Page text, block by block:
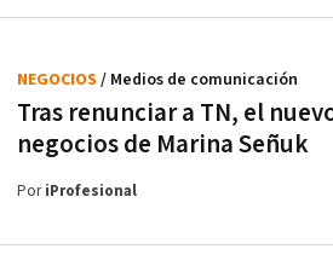
Tras renunciar a TN, el
negocios de Marina Señuk
NEGOCIOS / Medios de comunicación
PoriProfesional